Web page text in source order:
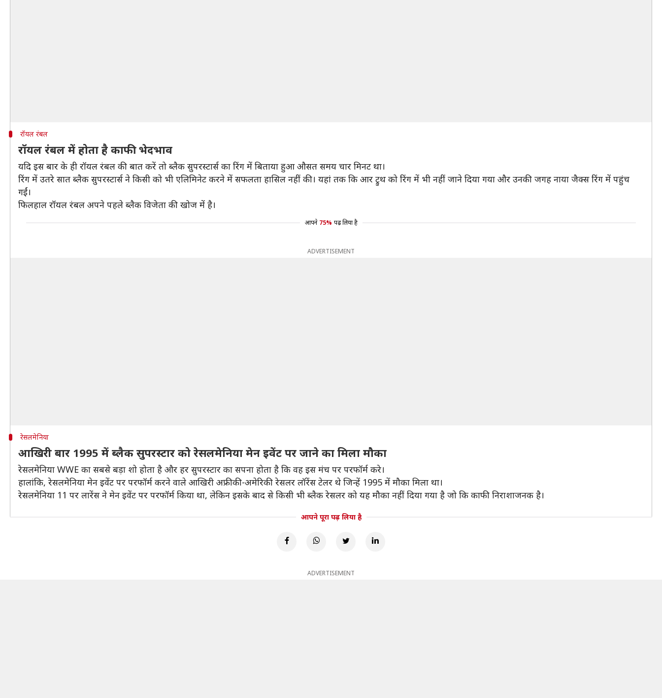
रॉयल रंबल
रॉयल रंबल में होता है काफी भेदभाव
यदि इस बार के ही रॉयल रंबल की बात करें तो ब्लैक सुपरस्टार्स का रिंग में बिताया हुआ औसत समय चार मिनट था।
रिंग में उतरे सात ब्लैक सुपरस्टार्स ने किसी को भी एलिमिनेट करने में सफलता हासिल नहीं की। यहां तक कि आर ट्रुथ को रिंग में भी नहीं जाने दिया गया और उनकी जगह नाया जैक्स रिंग में पहुंच
गईं।
फिलहाल रॉयल रंबल अपने पहले ब्लैक विजेता की खोज में है।
आपने 75% पढ़ लिया है
ADVERTISEMENT
रेसलमेनिया
आखिरी बार 1995 में ब्लैक सुपरस्टार को रेसलमेनिया मेन इवेंट पर जाने का मिला मौका
रेसलमेनिया WWE का सबसे बड़ा शो होता है और हर सुपरस्टार का सपना होता है कि वह इस मंच पर परफॉर्म करे।
हालांकि, रेसलमेनिया मेन इवेंट पर परफॉर्म करने वाले आखिरी अफ्रीकी-अमेरिकी रेसलर लॉरेंस टेलर थे जिन्हें 1995 में मौका मिला था।
रेसलमेनिया 11 पर लारेंस ने मेन इवेंट पर परफॉर्म किया था, लेकिन इसके बाद से किसी भी ब्लैक रेसलर को यह मौका नहीं दिया गया है जो कि काफी निराशाजनक है।
आपने पूरा पढ़ लिया है
ADVERTISEMENT